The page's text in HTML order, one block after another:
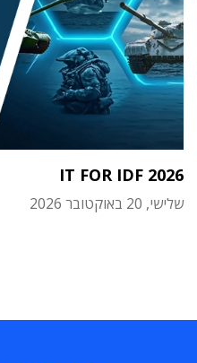
IT FOR IDF 2026
שלישי, 20 באוקטובר 2026